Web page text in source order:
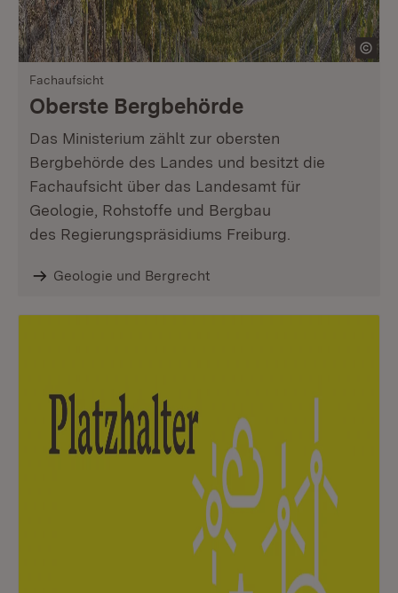
Fachaufsicht
Oberste Bergbehörde
Das Ministerium zählt zur obersten
Bergbehörde des Landes und besitzt die
Fachaufsicht über das Landesamt für
Geologie, Rohstoffe und Bergbau
des Regierungspräsidiums Freiburg.
Geologie und Bergrecht